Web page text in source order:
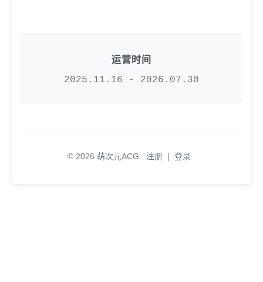
运营时间
2025.11.16 - 2026.07.30
© 2026 萌次元ACG 注册 | 登录